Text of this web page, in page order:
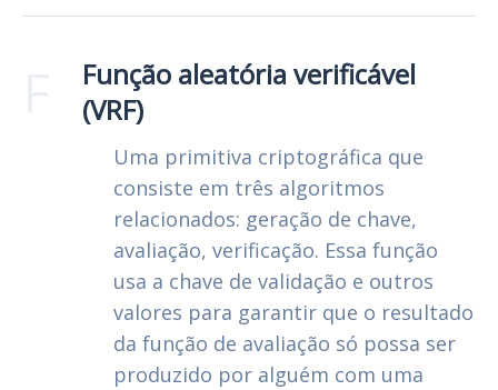
Função aleatória verificável
(VRF)
Uma primitiva criptográfica que
consiste em três algoritmos
relacionados: geração de chave,
avaliação, verificação. Essa função
usa a chave de validação e outros
valores para garantir que o resultado
da função de avaliação só possa ser
produzido por alguém com uma